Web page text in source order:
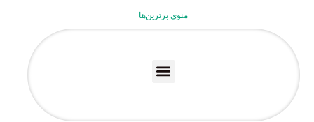
منوی برترین‌ها